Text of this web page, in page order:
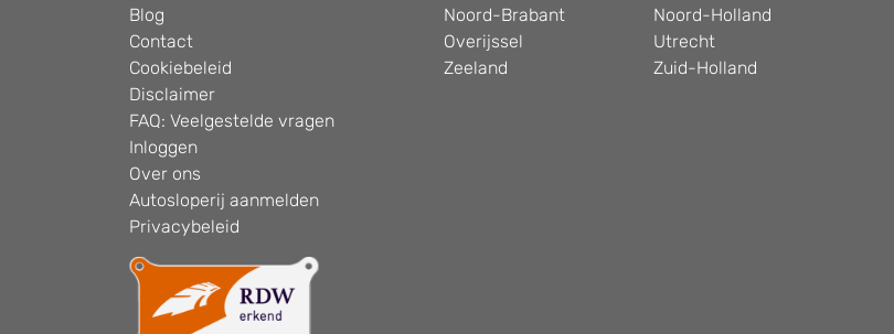
Blog
Contact
Cookiebeleid
Disclaimer
FAQ: Veelgestelde vragen
Inloggen
Over ons
Autosloperij aanmelden
Privacybeleid
Noord-Brabant
Noord-Holland
Overijssel
Utrecht
Zeeland
Zuid-Holland